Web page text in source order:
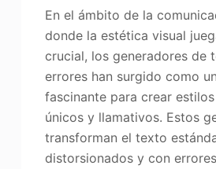
En el ámbito de la
donde la estética visual
crucial, los generadores de
errores han surgido como
fascinante para crear
únicos y llamativos. Estos
transforman el texto
distorsionados y con